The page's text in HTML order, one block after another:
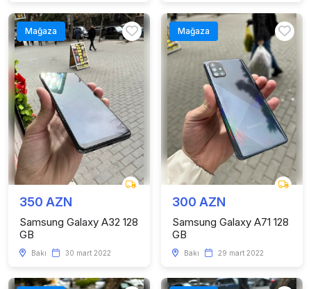
Mağaza
350 AZN
Samsung Galaxy A32 128
GB
Bakı 30 mart 2022
Mağaza
300 AZN
Samsung Galaxy A71 128
GB
Bakı 29 mart 2022